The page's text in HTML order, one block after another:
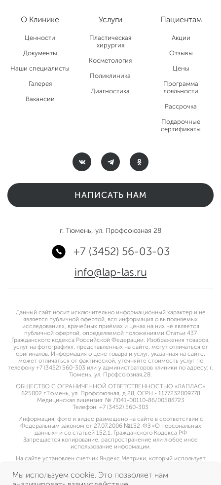
О Клинике
Ценности
Документы
Наши специалисты
Галерея
Вакансии
Услуги
Пластическая
хирургия
Косметология
Поликлиника
Диагностика
Пациентам
Акции
Отзывы
Цены
Программа
лояльности
Рассрочка
Подарочные
сертификаты
НАПИСАТЬ НАМ
г. Тюмень, ул. Профсоюзная 28
+7 (3452) 56-03-03
info@lap-las.ru
Данный сайт носит исключительно информационный характер и не
является публичной офертой, вся информация о выполняемых
исследованиях, врачебных приёмах и ценах на них не является
публичной офертой, определяемой положениями Статьи 437
Гражданского кодекса Российской Федерации. Изображения товаров,
услуг на фотографиях, представленных на сайте, могут отличаться от
оригиналов. Информация о цене товара и услуг, указанная на сайте,
может отличаться от фактической, уточняйте стоимость услуг по
телефону +7 (3452) 560-303 или у администраторов клиники по адресу: г.
Тюмень, ул. Профсоюзная,28.
ОБЩЕСТВО С ОГРАНИЧЕННОЙ ОТВЕТСТВЕННОСТЬЮ «ЛАПЛАС»
625002 г.Тюмень, ул. Профсоюзная, д.28, ОГРН - 1177232009778
Медицинская лицензия: № Л041-00110-86/00588723
Телефон: +7 (3452) 560-303
Информация, фото и видео размещено на сайте в соответствии с
Федеральным законом от 27.07.2006 №152-ФЗ «О персональных
данных» и со статьей 152.1. Гражданского Кодекса РФ
Запрещается копирование, распространение или любое иное
использование информации.
На сайте установлен счетчик Яндекс.Метрики, который использует
согласие на использование указанной метрической программы
Яндекс.Метрика
Мы используем cookie. Это позволяет нам